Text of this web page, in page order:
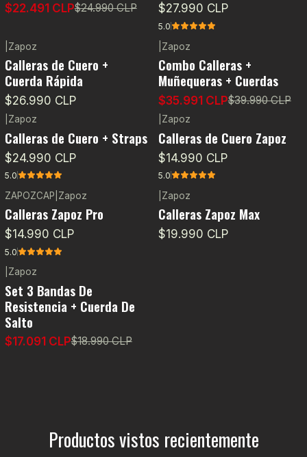
$22.491 CLP$24.990 CLP $27.990 CLP
5.0
Zapoz
Calleras de Cuero +
Cuerda Rápida
$26.990 CLP
-10%
Zapoz
Combo Calleras +
Muñequeras + Cuerdas
$35.991 CLP$39.990 CLP
Zapoz
Calleras de Cuero + Straps
$24.990 CLP
5.0
Zapoz
Calleras de Cuero Zapoz
$14.990 CLP
5.0
ZAPOZCAP Zapoz
Calleras Zapoz Pro
$14.990 CLP
5.0
Zapoz
Calleras Zapoz Max
$19.990 CLP
-10%
Zapoz
Set 3 Bandas De
Resistencia + Cuerda De
Salto
$17.091 CLP$18.990 CLP
Productos vistos recientemente